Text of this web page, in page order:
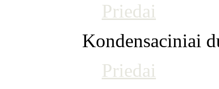
Priedai
Kondensaciniai
Priedai